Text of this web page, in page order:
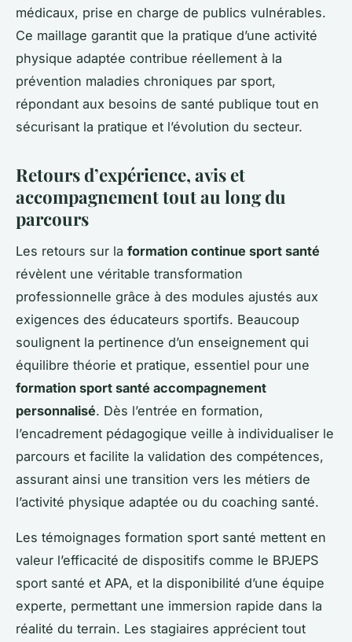
médicaux, prise en charge de publics vulnérables.
Ce maillage garantit que la pratique d’une activité
physique adaptée contribue réellement à la
prévention maladies chroniques par sport,
répondant aux besoins de santé publique tout en
sécurisant la pratique et l’évolution du secteur.
Retours d’expérience, avis et
accompagnement tout au long du
parcours
Les retours sur la formation continue sport santé
révèlent une véritable transformation
professionnelle grâce à des modules ajustés aux
exigences des éducateurs sportifs. Beaucoup
soulignent la pertinence d’un enseignement qui
équilibre théorie et pratique, essentiel pour une
formation sport santé accompagnement
personnalisé. Dès l’entrée en formation,
l’encadrement pédagogique veille à individualiser le
parcours et facilite la validation des compétences,
assurant ainsi une transition vers les métiers de
l’activité physique adaptée ou du coaching santé.
Les témoignages formation sport santé mettent en
valeur l’efficacité de dispositifs comme le BPJEPS
sport santé et APA, et la disponibilité d’une équipe
experte, permettant une immersion rapide dans la
réalité du terrain. Les stagiaires apprécient tout